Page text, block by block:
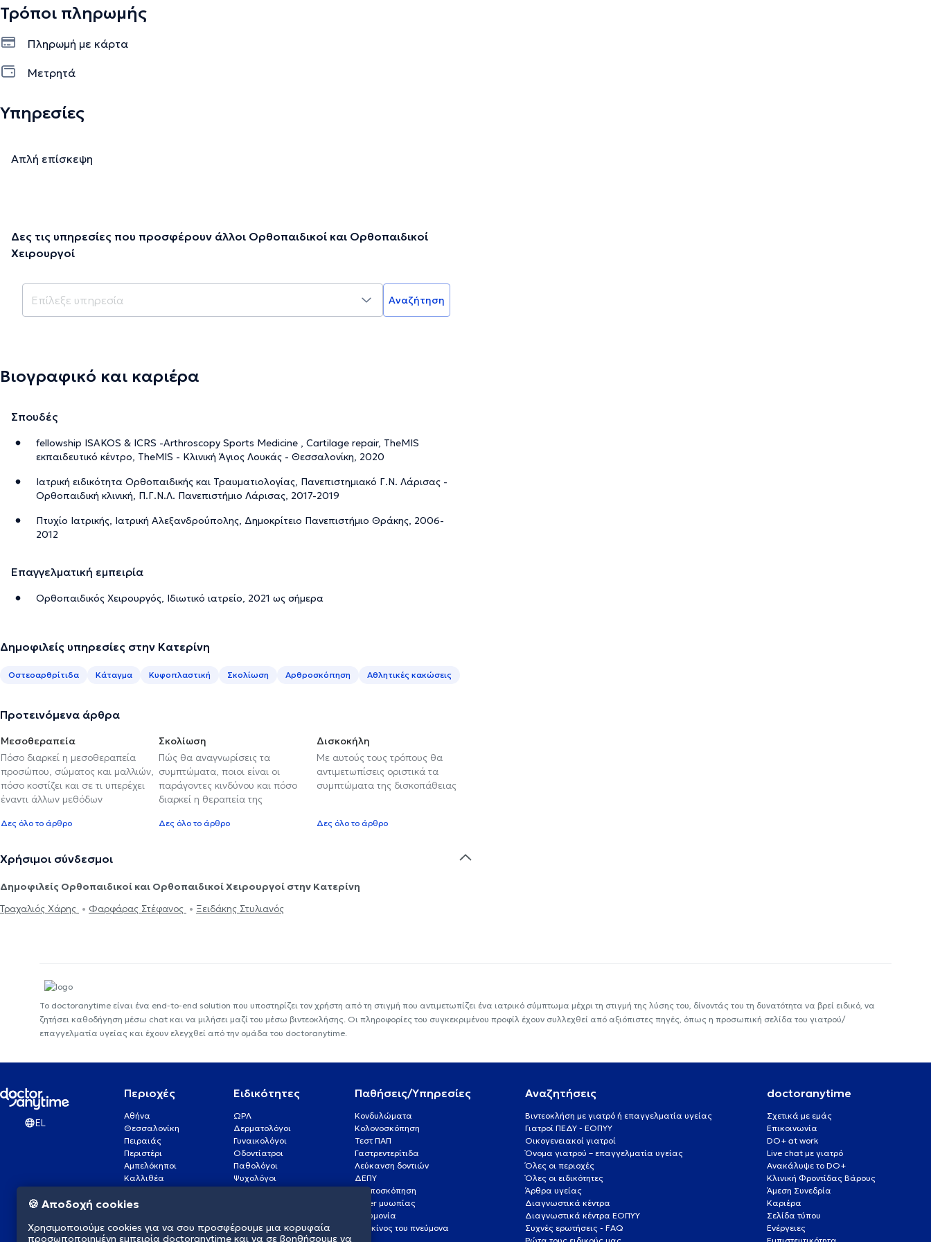
Τρόποι πληρωμής
Πληρωμή με κάρτα
Μετρητά
Υπηρεσίες
Απλή επίσκεψη
Δες τις υπηρεσίες που προσφέρουν άλλοι Ορθοπαιδικοί και Ορθοπαιδικοί
Χειρουργοί
Αναζήτηση
Βιογραφικό και καριέρα
Σπουδές
fellowship ISAKOS & ICRS -Arthroscopy Sports Medicine , Cartilage repair, TheMIS
εκπαιδευτικό κέντρο, TheMIS - Κλινική Άγιος Λουκάς - Θεσσαλονίκη, 2020
Ιατρική ειδικότητα Ορθοπαιδικής και Τραυματιολογίας, Πανεπιστημιακό Γ.Ν. Λάρισας -
Ορθοπαιδική κλινική, Π.Γ.Ν.Λ. Πανεπιστήμιο Λάρισας, 2017-2019
Πτυχίο Ιατρικής, Ιατρική Αλεξανδρούπολης, Δημοκρίτειο Πανεπιστήμιο Θράκης, 2006-
2012
Επαγγελματική εμπειρία
Ορθοπαιδικός Χειρουργός, Ιδιωτικό ιατρείο, 2021 ως σήμερα
Δημοφιλείς υπηρεσίες στην Κατερίνη
Οστεοαρθρίτιδα Κάταγμα Κυφοπλαστική Σκολίωση Αρθροσκόπηση Αθλητικές κακώσεις
Προτεινόμενα άρθρα
Μεσοθεραπεία
Πόσο διαρκεί η μεσοθεραπεία
προσώπου, σώματος και μαλλιών,
πόσο κοστίζει και σε τι υπερέχει
έναντι άλλων μεθόδων
Δες όλο το άρθρο
Σκολίωση
Πώς θα αναγνωρίσεις τα
συμπτώματα, ποιοι είναι οι
παράγοντες κινδύνου και πόσο
διαρκεί η θεραπεία της
Δες όλο το άρθρο
Δισκοκήλη
Με αυτούς τους τρόπους θα
αντιμετωπίσεις οριστικά τα
συμπτώματα της δισκοπάθειας
Δες όλο το άρθρο
Χρήσιμοι σύνδεσμοι
Δημοφιλείς Ορθοπαιδικοί και Ορθοπαιδικοί Χειρουργοί στην Κατερίνη
Τραχαλιός Χάρης
Φαρφάρας Στέφανος Ξειδάκης Στυλιανός
Το doctoranytime είναι ένα end-to-end solution που υποστηρίζει τον χρήστη από τη στιγμή που αντιμετωπίζει ένα ιατρικό σύμπτωμα μέχρι τη στιγμή της λύσης του, δίνοντάς του τη δυνατότητα να βρεί ειδικό, να
ζητήσει καθοδήγηση μέσω chat και να μιλήσει μαζί του μέσω βιντεοκλήσης. Οι πληροφορίες του συγκεκριμένου προφίλ έχουν συλλεχθεί από αξιόπιστες πηγές, όπως η προσωπική σελίδα του γιατρού/
επαγγελματία υγείας και έχουν ελεγχθεί από την ομάδα του doctoranytime.
EL
Περιοχές
Αθήνα
Θεσσαλονίκη
Πειραιάς
Περιστέρι
Αμπελόκηποι
Καλλιθέα
Γλυφάδα
Νέα Σμύρνη
Ειδικότητες
ΩΡΛ
Δερματολόγοι
Γυναικολόγοι
Οδοντίατροι
Παθολόγοι
Ψυχολόγοι
Καρδιολόγοι
Παθήσεις/Υπηρεσίες
Κονδυλώματα
Κολονοσκόπηση
Τεστ ΠΑΠ
Γαστρεντερίτιδα
Λεύκανση δοντιών
ΔΕΠΥ
Κολποσκόπηση
Laser μυωπίας
Πνευμονία
Καρκίνος του πνεύμονα
Αναζητήσεις
Βιντεοκλήση με γιατρό ή επαγγελματία υγείας
Γιατροί ΠΕΔΥ - ΕΟΠΥΥ
Οικογενειακοί γιατροί
Όνομα γιατρού – επαγγελματία υγείας
Όλες οι περιοχές
Όλες οι ειδικότητες
Άρθρα υγείας
Διαγνωστικά κέντρα
Διαγνωστικά κέντρα ΕΟΠΥΥ
Συχνές ερωτήσεις - FAQ
doctoranytime
Σχετικά με εμάς
Επικοινωνία
DO+ at work
Live chat με γιατρό
Ανακάλυψε το DO+
Κλινική Φροντίδας Βάρους
Άμεση Συνεδρία
Καριέρα
Σελίδα τύπου
Ενέργειες
🍪 Αποδοχή cookies
Χρησιμοποιούμε cookies για να σου προσφέρουμε μια κορυφαία
προσωποποιημένη εμπειρία doctoranytime και να σε βοηθήσουμε να